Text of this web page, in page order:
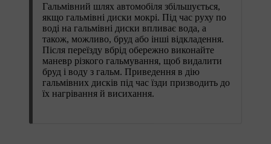
Гальмівний шлях автомобіля збільшується,
якщо гальмівні диски мокрі. Під час руху по
воді на гальмівні диски впливає вода, а
також, можливо, бруд або інші відкладення.
Після переїзду вбрід обережно виконайте
маневр різкого гальмування, щоб видалити
бруд і воду з гальм. Приведення в дію
гальмівних дисків під час їзди призводить до
їх нагрівання й висихання.